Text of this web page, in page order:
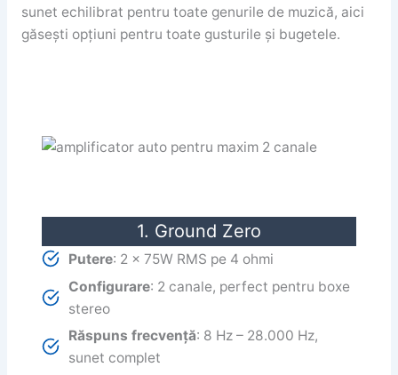
sunet echilibrat pentru toate genurile de muzică, aici
găsești opțiuni pentru toate gusturile și bugetele.
1. Ground Zero
Putere: 2 x 75W RMS pe 4 ohmi
Configurare: 2 canale, perfect pentru boxe
stereo
Răspuns frecvență: 8 Hz – 28.000 Hz,
sunet complet